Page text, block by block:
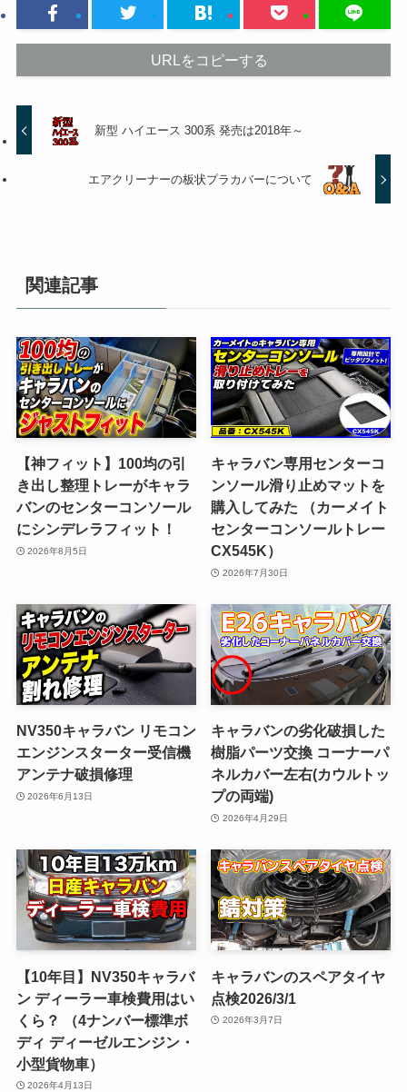
URLをコピーする
新型 ハイエース 300系 発売は2018年～
エアクリーナーの板状プラカバーについて
関連記事
【神フィット】100均の引
き出し整理トレーがキャラ
バンのセンターコンソール
にシンデレラフィット！
2026年8月5日
キャラバン専用センターコ
ンソール滑り止めマットを
購入してみた （カーメイト
センターコンソールトレー
CX545K）
2026年7月30日
NV350キャラバン リモコン
エンジンスターター受信機
アンテナ破損修理
2026年6月13日
キャラバンの劣化破損した
樹脂パーツ交換 コーナーパ
ネルカバー左右(カウルトッ
プの両端)
2026年4月29日
【10年目】NV350キャラバ
ン ディーラー車検費用はい
くら？ （4ナンバー標準ボ
ディ ディーゼルエンジン・
小型貨物車）
2026年4月13日
キャラバンのスペアタイヤ
点検2026/3/1
2026年3月7日